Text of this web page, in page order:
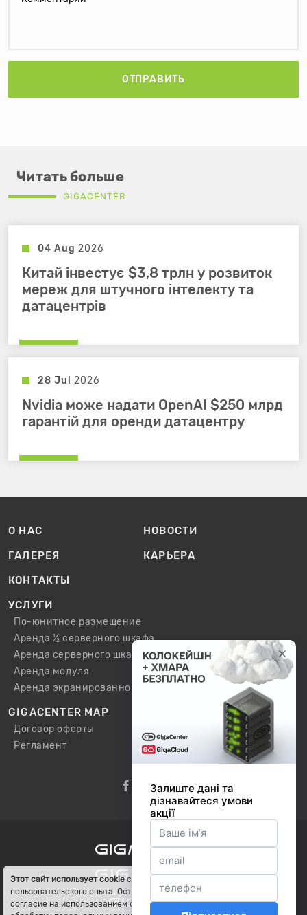
ОТПРАВИТЬ
Читать больше
GIGACENTER
04 Aug 2026
Китай інвестує $3,8 трлн у розвиток
мереж для штучного інтелекту та
датацентрів
28 Jul 2026
Nvidia може надати OpenAI $250 млрд
гарантій для оренди датацентру
О НАС
НОВОСТИ
ГАЛЕРЕЯ
КАРЬЕРА
КОНТАКТЫ
УСЛУГИ
По-юнитное размещение
Аренда ½ серверного шкафа
Аренда серверного шкафа
Аренда модуля
Аренда экранированного шкафа / модуля
GIGACENTER MAP
Договор оферты
Регламент
Этот сайт использует cookieс целью улучшения
пользовательского опыта. Оставаясь на сайте, Вы даете
согласие на использованием cookie, а также хранение и